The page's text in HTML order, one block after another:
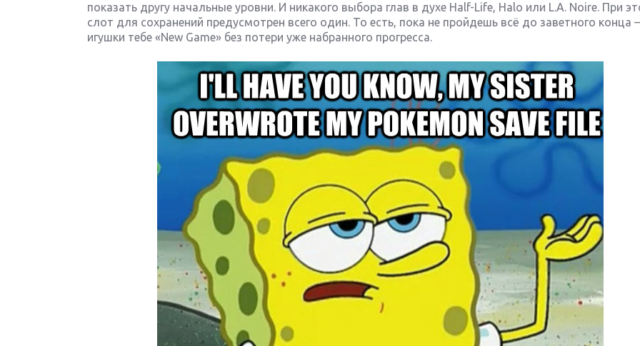
показать другу начальные уровни. И никакого выбора глав в духе Half-Life, Halo или L.A. Noire. При
слот для сохранений предусмотрен всего один. То есть, пока не пройдешь всё до заветного конца
игушки тебе «New Game» без потери уже набранного прогресса.